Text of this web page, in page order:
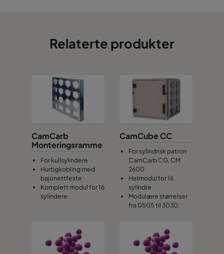
Relaterte produkter
CamCarb
Monteringsramme
For kullsylindere
Hurtigkobling med
bajonettfeste
Komplett modul for 16
sylindere
CamCube CC
For sylindrisk patron
CamCarb CG, CM
2600
Helmodul for 16
sylindre
Modulære størrelser
fra 0505 til 3030.